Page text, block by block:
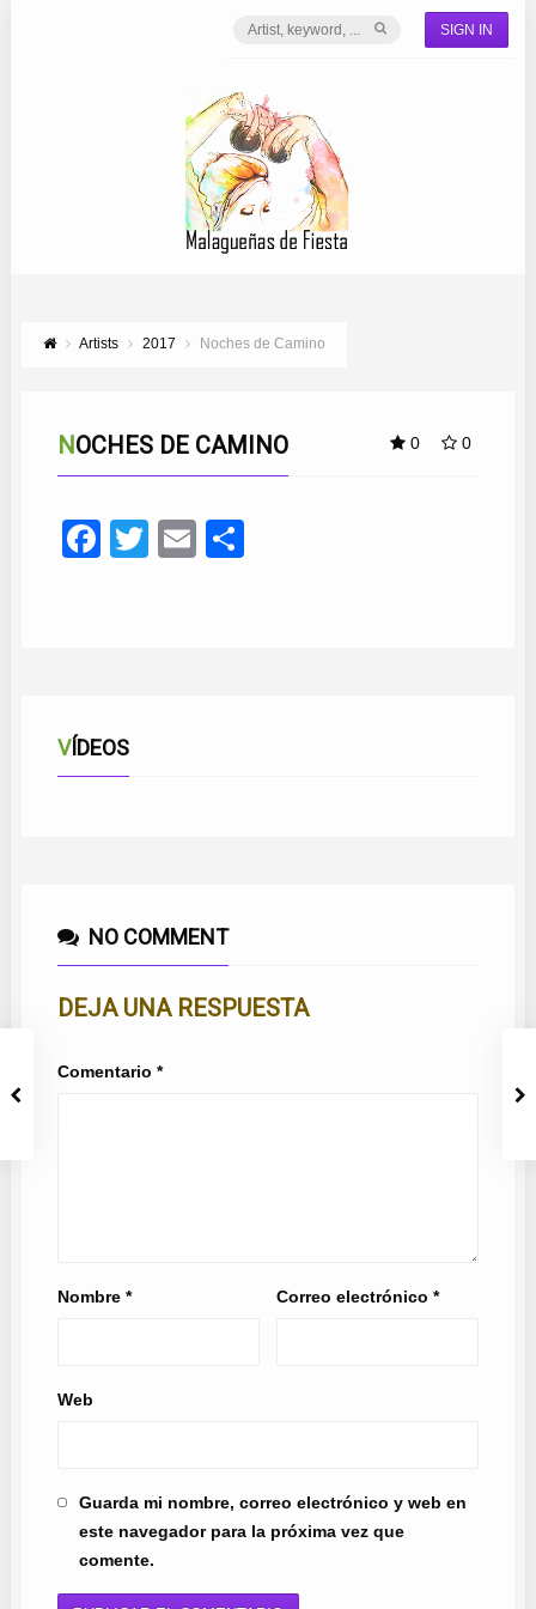
SIGN IN
Artists 2017 Noches de Camino
0 0
NOCHES DE CAMINO
Facebook
TwitterEmail
VÍDEOS
NO COMMENT
DEJA UNA RESPUESTA
Comentario *
Nombre * Correo electrónico*
Web
Guarda mi nombre, correo electrónico y web en
este navegador para la próxima vez que
comente.